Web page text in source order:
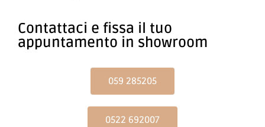
Contattaci e fissa il tuo
appuntamento in showroom
059 285205
0522 692007